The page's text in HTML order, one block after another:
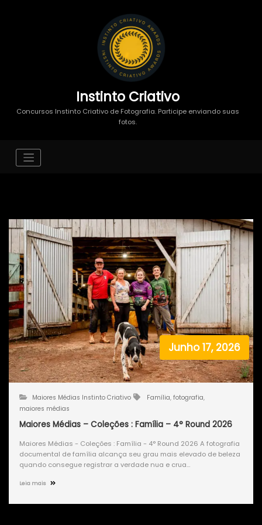
Instinto Criativo
Concursos Instinto Criativo de Fotografia. Participe enviando suas
fotos.
Junho 17, 2026
Maiores Médias Instinto Criativo Família, fotografia,
maiores médias
Maiores Médias – Coleções : Família – 4° Round 2026
Maiores Médias - Coleções : Família - 4° Round 2026 A fotografia
documental de família alcança seu grau mais elevado de beleza
quando consegue registrar a verdade nua e crua…
Leia mais